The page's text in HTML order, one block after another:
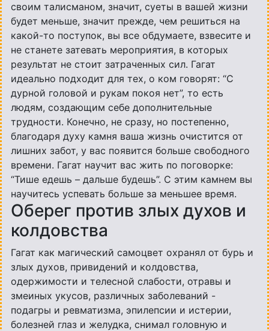
своим талисманом, значит, суеты в вашей жизни
будет меньше, значит прежде, чем решиться на
какой-то поступок, вы все обдумаете, взвесите и
не станете затевать мероприятия, в которых
результат не стоит затраченных сил. Гагат
идеально подходит для тех, о ком говорят: “С
дурной головой и рукам покоя нет”, то есть
людям, создающим себе дополнительные
трудности. Конечно, не сразу, но постепенно,
благодаря духу камня ваша жизнь очистится от
лишних забот, у вас появится больше свободного
времени. Гагат научит вас жить по поговорке:
“Тише едешь – дальше будешь”. С этим камнем вы
научитесь успевать больше за меньшее время.
Оберег против злых духов и
колдовства
Гагат как магический самоцвет охранял от бурь и
злых духов, привидений и колдовства,
одержимости и телесной слабости, отравы и
змеиных укусов, различных заболеваний -
подагры и ревматизма, эпилепсии и истерии,
болезней глаз и желудка, снимал головную и